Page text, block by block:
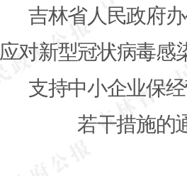
吉林省人民政府
应对新型冠状病毒感
支持中小企业保
若干措施的